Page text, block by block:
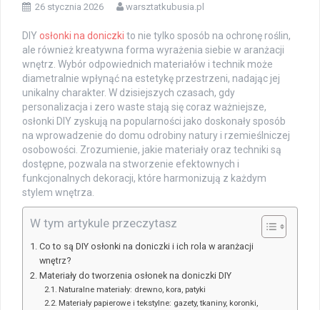
26 stycznia 2026 warsztatkubusia.pl
DIY osłonki na doniczki to nie tylko sposób na ochronę roślin,
ale również kreatywna forma wyrażenia siebie w aranżacji
wnętrz. Wybór odpowiednich materiałów i technik może
diametralnie wpłynąć na estetykę przestrzeni, nadając jej
unikalny charakter. W dzisiejszych czasach, gdy
personalizacja i zero waste stają się coraz ważniejsze,
osłonki DIY zyskują na popularności jako doskonały sposób
na wprowadzenie do domu odrobiny natury i rzemieślniczej
osobowości. Zrozumienie, jakie materiały oraz techniki są
dostępne, pozwala na stworzenie efektownych i
funkcjonalnych dekoracji, które harmonizują z każdym
stylem wnętrza.
W tym artykule przeczytasz
Co to są DIY osłonki na doniczki i ich rola w aranżacji
wnętrz?
Materiały do tworzenia osłonek na doniczki DIY
Naturalne materiały: drewno, kora, patyki
Materiały papierowe i tekstylne: gazety, tkaniny, koronki,